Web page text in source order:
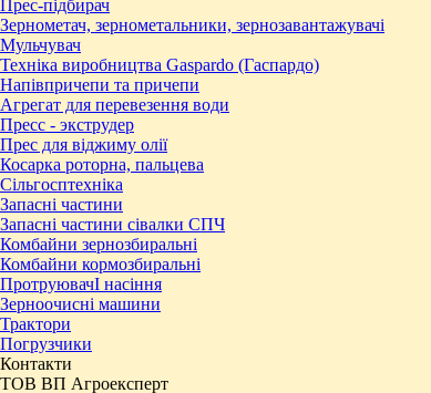
Прес-підбирач
Зернометач, зернометальники, зернозавантажувачі
Мульчувач
Техніка виробництва Gaspardo (Гаспардо)
Напівпричепи та причепи
Агрегат для перевезення води
Пресc - экструдер
Прес для віджиму олії
Косарка роторна, пальцева
Сільгосптехніка
Запасні частини
Запасні частини сівалки СПЧ
Комбайни зернозбиральні
Комбайни кормозбиральні
ПротруювачІ насіння
Зерноочисні машини
Трактори
Погрузчики
Контакти
ТОВ ВП Агроексперт